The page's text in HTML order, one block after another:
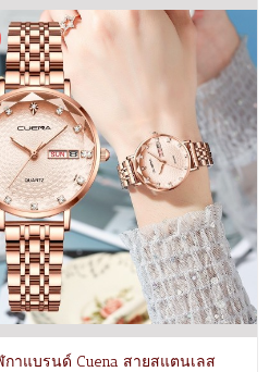
าแบรนด์ Cuena สายสแตนเลส